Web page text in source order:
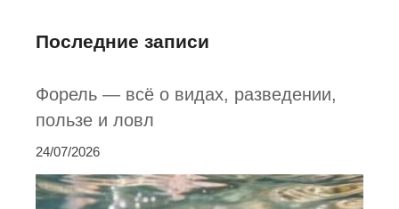
Последние записи
Форель — всё о видах, разведении,
пользе и ловл
24/07/2026